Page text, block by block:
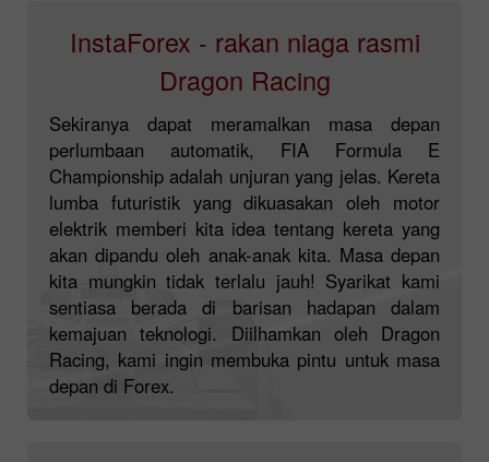
InstaForex - rakan niaga rasmi
Dragon Racing
Sekiranya dapat meramalkan masa depan
perlumbaan automatik, FIA Formula E
Championship adalah unjuran yang jelas. Kereta
lumba futuristik yang dikuasakan oleh motor
elektrik memberi kita idea tentang kereta yang
akan dipandu oleh anak-anak kita. Masa depan
kita mungkin tidak terlalu jauh! Syarikat kami
sentiasa berada di barisan hadapan dalam
kemajuan teknologi. Diilhamkan oleh Dragon
Racing, kami ingin membuka pintu untuk masa
depan di Forex.